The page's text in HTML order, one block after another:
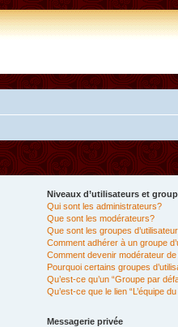
Niveaux d’utilisateurs et
Qui sont les administrateurs?
Que sont les modérateurs?
Que sont les groupes
Comment adhérer à un groupe
Comment devenir modérateur
Pourquoi certains groupes
Qu’est-ce qu’un “Groupe par
Qu’est-ce que le lien “L’équipe
Messagerie privée